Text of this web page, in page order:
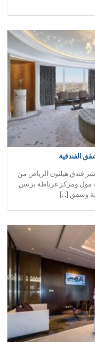
الفندقية
فندق هيلتون الرياض من
مول ومركز غرناطة بزنس
وشقق [...]